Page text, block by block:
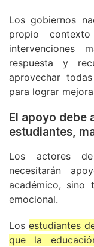
Los gobiernos
propio
intervenciones
respuesta y
aprovechar
para lograr
El apoyo debe
estudiantes,
Los actores
necesitarán
académico, sino
emocional.
Los estudiantes
que la